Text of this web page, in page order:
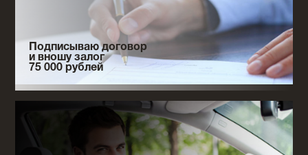
Подписываю договор
и вношу залог
75 000 рублей